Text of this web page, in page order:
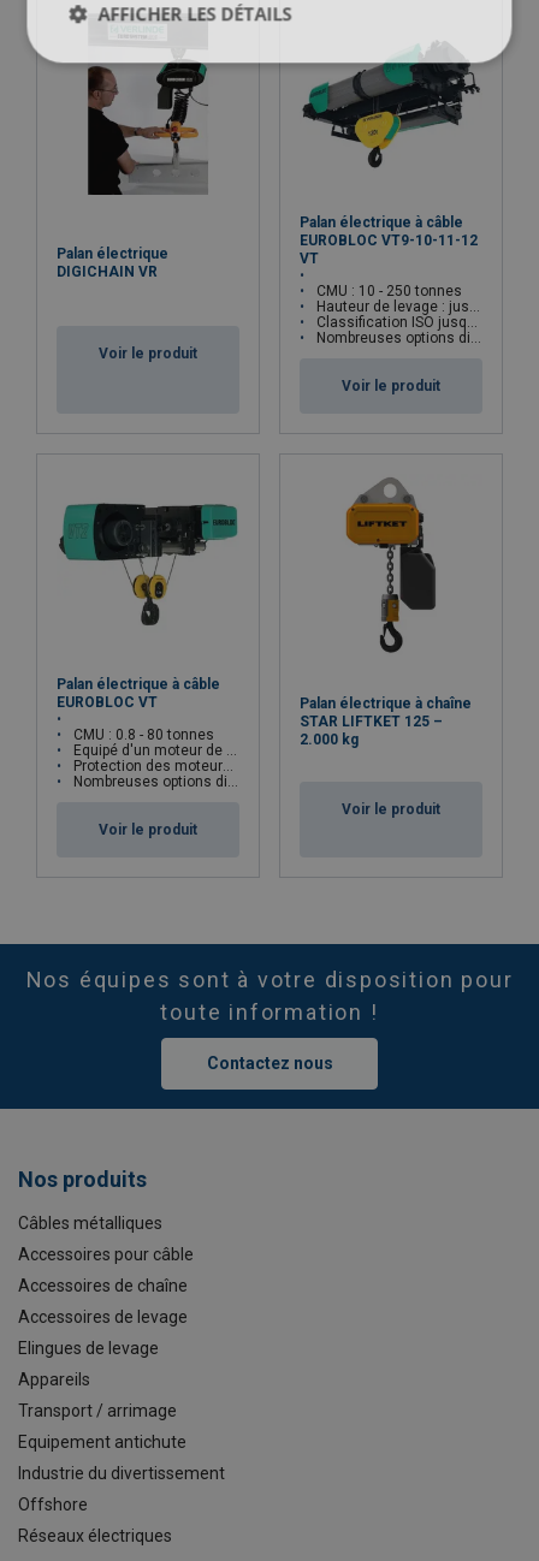
Palan électrique
DIGICHAIN VR
Voir le produit
Palan électrique à câble
EUROBLOC VT9-10-11-12
VT
CMU : 10 - 250 tonnes
Hauteur de levage : jusqu'à 103.6 mètres
Classification ISO jusqu'à M6
Nombreuses options disponibles
Voir le produit
Palan électrique à câble
EUROBLOC VT
CMU : 0.8 - 80 tonnes
Equipé d'un moteur de levage à 2 vitesses
Protection des moteurs IP55 / Classe F
Nombreuses options disponibles
Voir le produit
Palan électrique à chaîne
STAR LIFTKET 125 –
2.000 kg
Voir le produit
Nos équipes sont à votre disposition pour
toute information !
Contactez nous
Nos produits
Câbles métalliques
Accessoires pour câble
Accessoires de chaîne
Accessoires de levage
Elingues de levage
Appareils
Transport / arrimage
Equipement antichute
Industrie du divertissement
Offshore
Réseaux électriques
AFFICHER LES DÉTAILS